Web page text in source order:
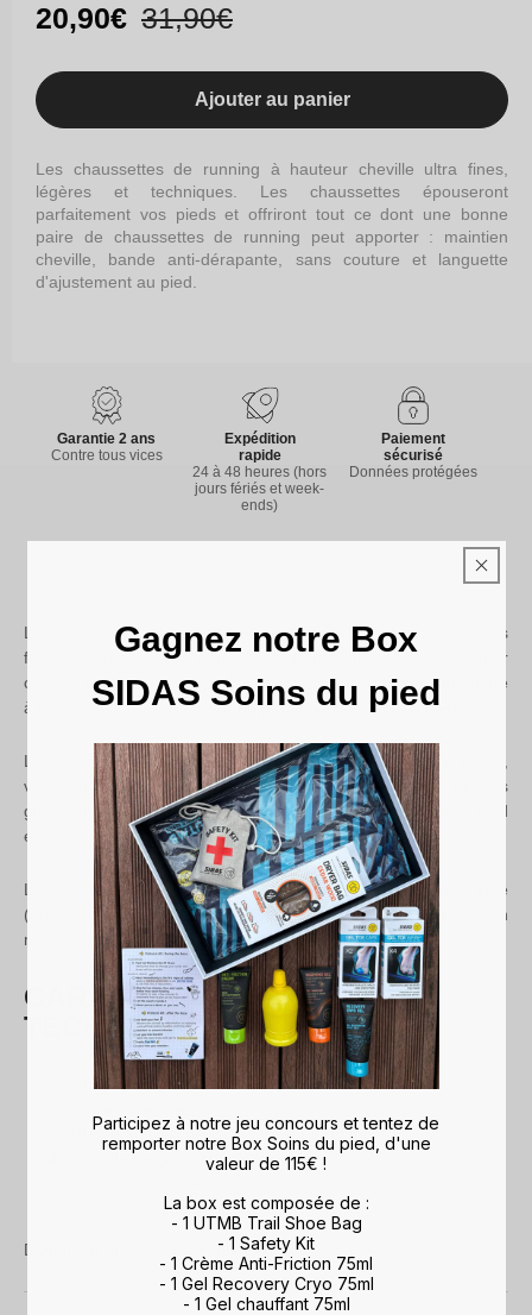
Prix
promotionnel
20,90€
Prix
habituel
31,90€
Ajouter au panier
Les chaussettes de running à hauteur cheville ultra fines,
légères et techniques. Les chaussettes épouseront
parfaitement vos pieds et offriront tout ce dont une bonne
paire de chaussettes de running peut apporter : maintien
cheville, bande anti-dérapante, sans couture et languette
d'ajustement au pied.
Garantie 2 ans
Contre tous vices
Expédition
rapide
24 à 48 heures (hors
jours fériés et week-
ends)
Paiement
sécurisé
Données protégées
Les chaussettes de running Run Anatomic sont les chaussettes
fines, légères et techniques. Les chaussettes ont une hauteur
cheville et s'adapteront parfaitement à votre pied. Une languette
à l'arrière est présente pour un parfait ajustement au pied.
Les chaussettes sont équipées d'une construction technique,
vous retrouverez sur l'avant pied une bande grip de ne pas
glisser dans vos chaussures et de pouvoir maintenir votre pied
en place dans la chaussure et sur la semelle.
Les chaussettes ont une construction technique et anatomique
(droite et gauche). Le tricot de la chaussette offrira une tension
moyenne et le mesh une bonne respirabilité.
CARACTÉRISTIQUES
TECHNIQUES
"Pull-out" : ajustement parfait
Adapté au pied (tension moyenne du tricot)
1 bande de grip : anti-dérapante
Mesh ouvert : respirabilité
Design en France / Fabriquée en Europe
Gagnez notre Box
SIDAS Soins du pied
Participez à notre jeu concours et tentez de
remporter notre Box Soins du pied, d'une
valeur de 115€ !
La box est composée de :
- 1 UTMB Trail Shoe Bag
- 1 Safety Kit
- 1 Crème Anti-Friction 75ml
- 1 Gel Recovery Cryo 75ml
- 1 Gel chauffant 75ml